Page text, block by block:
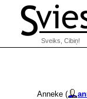
Anneke (
Sveiks, Cibiņ!